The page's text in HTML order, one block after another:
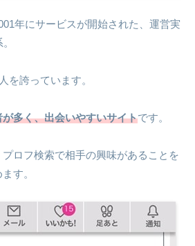
年にサービスが開始された、運営実
を誇っています。
多く、出会いやすいサイトです。
ロフ検索で相手の興味があることを
す。